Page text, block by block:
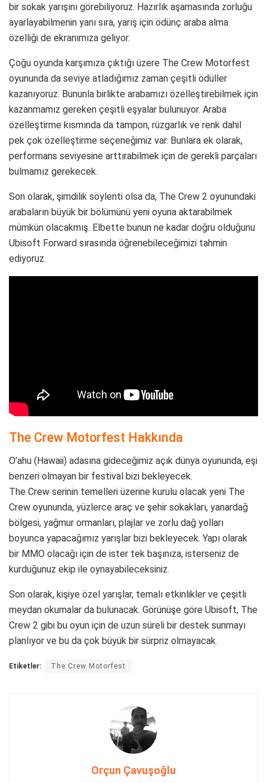
bir sokak yarışını görebiliyoruz. Hazırlık aşamasında zorluğu
ayarlayabilmenin yanı sıra, yarış için ödünç araba alma
özelliği de ekranımıza geliyor.
Çoğu oyunda karşımıza çıktığı üzere The Crew Motorfest
oyununda da seviye atladığımız zaman çeşitli ödüller
kazanıyoruz. Bununla birlikte arabamızı özelleştirebilmek için
kazanmamız gereken çeşitli eşyalar bulunuyor. Araba
özelleştirme kısmında da tampon, rüzgarlık ve renk dahil
pek çok özelleştirme seçeneğimiz var. Bunlara ek olarak,
performans seviyesine arttırabilmek için de gerekli parçaları
bulmamız gerekecek.
Son olarak, şimdilik söylenti olsa da, The Crew 2 oyunundaki
arabaların büyük bir bölümünü yeni oyuna aktarabilmek
mümkün olacakmış. Elbette bunun ne kadar doğru olduğunu
Ubisoft Forward sırasında öğrenebileceğimizi tahmin
ediyoruz.
The Crew Motorfest Hakkında
O’ahu (Hawaii) adasına gideceğimiz açık dünya oyununda, eşi
benzeri olmayan bir festival bizi bekleyecek.
The Crew serinin temelleri üzerine kurulu olacak yeni The
Crew oyununda, yüzlerce araç ve şehir sokakları, yanardağ
bölgesi, yağmur ormanları, plajlar ve zorlu dağ yolları
boyunca yapacağımız yarışlar bizi bekleyecek. Yapı olarak
bir MMO olacağı için de ister tek başınıza, isterseniz de
kurduğunuz ekip ile oynayabileceksiniz.
Son olarak, kişiye özel yarışlar, temalı etkinlikler ve çeşitli
meydan okumalar da bulunacak. Görünüşe göre Ubisoft, The
Crew 2 gibi bu oyun için de uzun süreli bir destek sunmayı
planlıyor ve bu da çok büyük bir sürpriz olmayacak.
Etiketler: The Crew Motorfest
Orçun Çavuşoğlu